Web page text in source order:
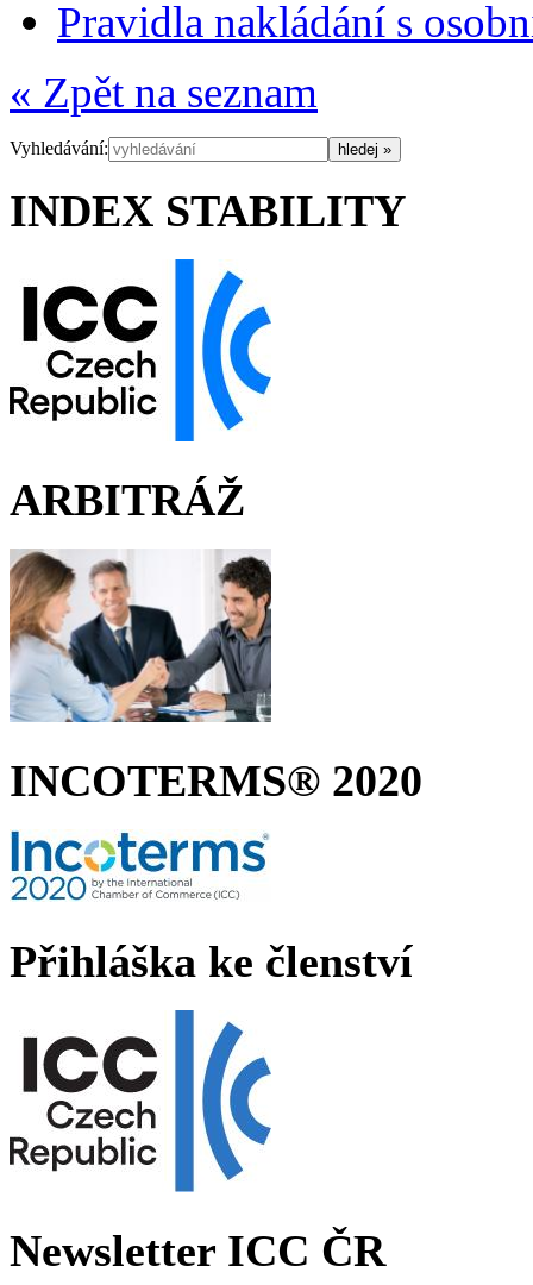
Pravidla nakládání s
« Zpět na seznam
Vyhledávání:
INDEX STABILITY
ARBITRÁŽ
INCOTERMS® 2020
Přihláška ke členství
Newsletter ICC ČR